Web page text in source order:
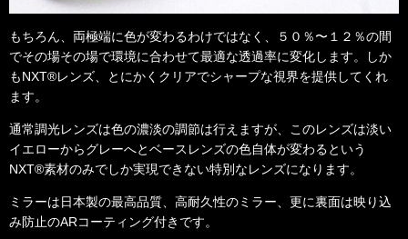
もちろん、両極端に色が変わるわけではなく、５０％〜１２％の間
でその場その場で環境に合わせて最適な透過率に変化します。
しか
もNXT®レンズ、とにかくクリアでシャープな視界を提供してくれ
ます。
通常調光レンズは色の濃淡の調節は行えますが、このレンズは淡い
イエローからグレーへとベースレンズの色自体が変わるという
NXT®素材のみでしか実現できない特別なレンズになります。
ミラーは日本製の最高品質、高耐久性のミラー、更に裏面は映り込
み防止のARコーティング付きです。